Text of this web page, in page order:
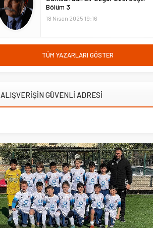
yılında öğrenimlerine yeniden
başlayabilecek. Terör, kasten
Bölüm 3
18 Nisan 2025 19:16
TÜM YAZARLARI GÖSTER
ALIŞVERİŞİN GÜVENLİ ADRESİ